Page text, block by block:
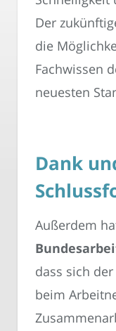
Der
die
Fachwissen
neuesten
Dank
Außerdem
dass sich
beim